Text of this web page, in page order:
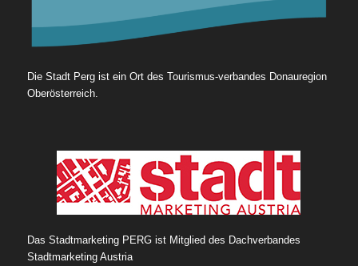
Die Stadt Perg ist ein Ort des Tourismus-verbandes Donauregion
Oberösterreich.
Das Stadtmarketing PERG ist Mitglied des Dachverbandes
Stadtmarketing Austria